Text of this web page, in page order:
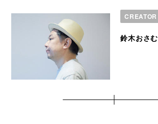
CREATOR
鈴木おさむ